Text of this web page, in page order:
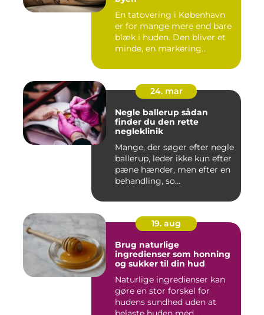
En tatovering i København
er for mange mere end bare
blæk i huden. Den bliver et
minde, en markering...
24. mar
Negle ballerup sådan
finder du den rette
negleklinik
Mange, der søger efter negle
ballerup, leder ikke kun efter
pæne hænder, men efter en
behandling, so...
19. aug
Brug naturlige
ingredienser som honning
og sukker til din hud
Naturlige ingredienser kan
gøre en stor forskel for
hudens sundhed uden at